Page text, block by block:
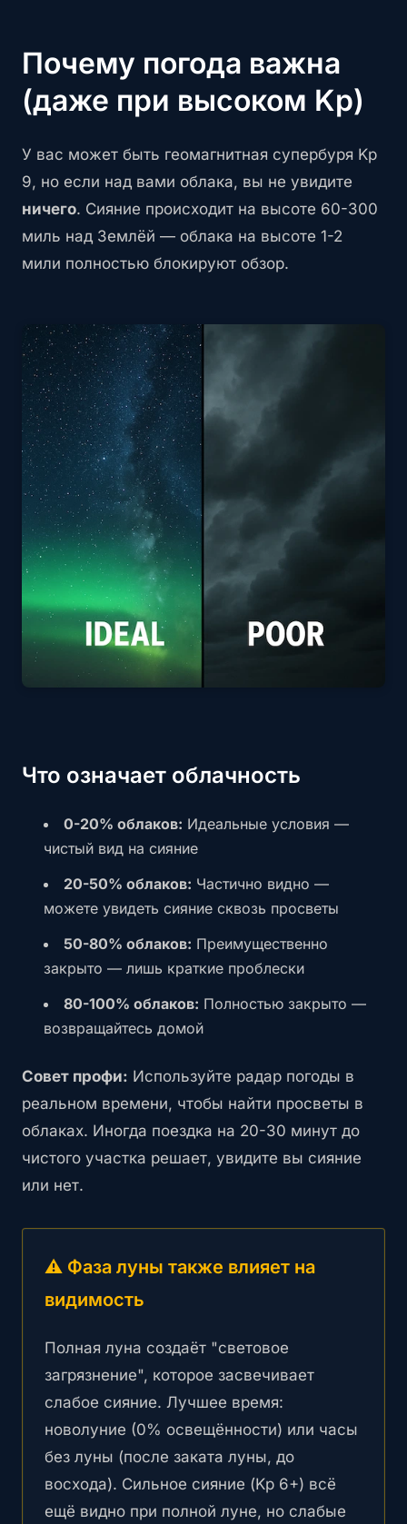
Почему погода важна
(даже при высоком Kp)
У вас может быть геомагнитная супербуря Kp
9, но если над вами облака, вы не увидите
ничего. Сияние происходит на высоте 60-300
миль над Землёй — облака на высоте 1-2
мили полностью блокируют обзор.
Что означает облачность
0-20% облаков: Идеальные условия —
чистый вид на сияние
20-50% облаков: Частично видно —
можете увидеть сияние сквозь просветы
50-80% облаков: Преимущественно
закрыто — лишь краткие проблески
80-100% облаков: Полностью закрыто —
возвращайтесь домой
Совет профи: Используйте радар погоды в
реальном времени, чтобы найти просветы в
облаках. Иногда поездка на 20-30 минут до
чистого участка решает, увидите вы сияние
или нет.
⚠️ Фаза луны также влияет на
видимость
Полная луна создаёт "световое
загрязнение", которое засвечивает
слабое сияние. Лучшее время:
новолуние (0% освещённости) или часы
без луны (после заката луны, до
восхода). Сильное сияние (Kp 6+) всё
ещё видно при полной луне, но слабые